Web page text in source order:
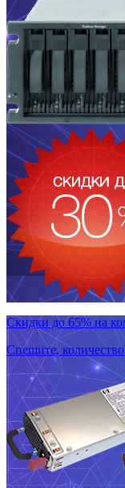
Скидки до 65% на
Спешите,